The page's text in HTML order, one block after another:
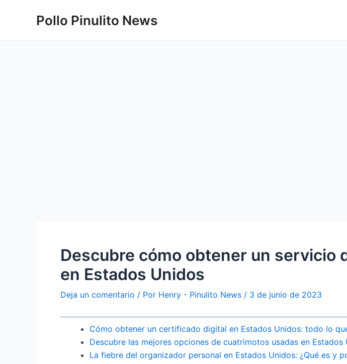
Pollo Pinulito News
Descubre cómo obtener un servicio
en Estados Unidos
Deja un comentario / Por Henry - Pinulito News / 3 de junio de 2023
Cómo obtener un certificado digital en Estados Unidos: todo lo
Descubre las mejores opciones de cuatrimotos usadas en Estados
La fiebre del organizador personal en Estados Unidos: ¿Qué es y